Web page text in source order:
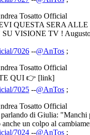
Tosatto Official
QUESTA SERA
VISIONE TV ! Augusto
7026 --@AnTos ;
Tosatto Official
QUI 👉 [link]
7025 --@AnTos ;
Tosatto Official
di Giulia: "Manchi
un colpo al
7024 --@AnTos ;